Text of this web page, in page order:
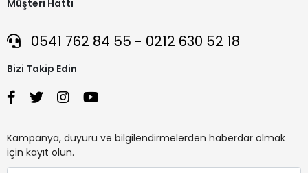
Müşteri Hattı
0541 762 84 55 - 0212 630 52 18
Bizi Takip Edin
Kampanya, duyuru ve bilgilendirmelerden haberdar olmak
için kayıt olun.